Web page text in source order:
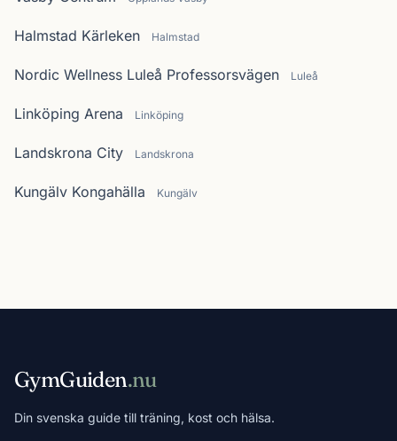
Halmstad Kärleken Halmstad
Nordic Wellness Luleå Professorsvägen Luleå
Linköping Arena Linköping
Landskrona City Landskrona
Kungälv Kongahälla Kungälv
GymGuiden.nu
Din svenska guide till träning, kost och hälsa.